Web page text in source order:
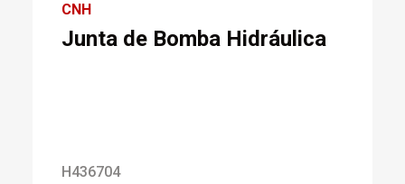
CNH
Junta de Bomba Hidráulica
H436704